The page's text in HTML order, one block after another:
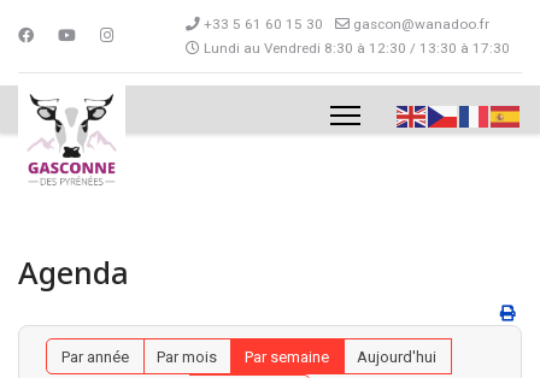
+33 5 61 60 15 30
gascon@wanadoo.fr
Lundi au Vendredi 8:30 à 12:30 / 13:30 à 17:30
Agenda
Par année Par mois Par semaine
Aujourd'hui